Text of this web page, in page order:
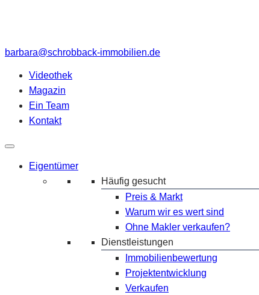
barbara@schrobback-immobilien.de
Videothek
Magazin
Ein Team
Kontakt
Eigentümer
Häufig gesucht
Preis & Markt
Warum wir es wert sind
Ohne Makler verkaufen?
Dienstleistungen
Immobilienbewertung
Projektentwicklung
Verkaufen